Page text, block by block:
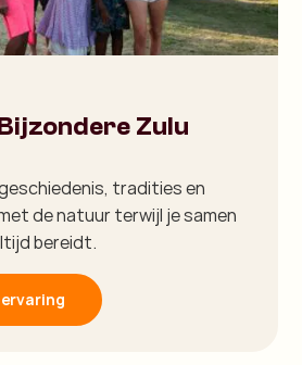
Zulu
tradities en
de natuur terwijl je samen
bereidt.